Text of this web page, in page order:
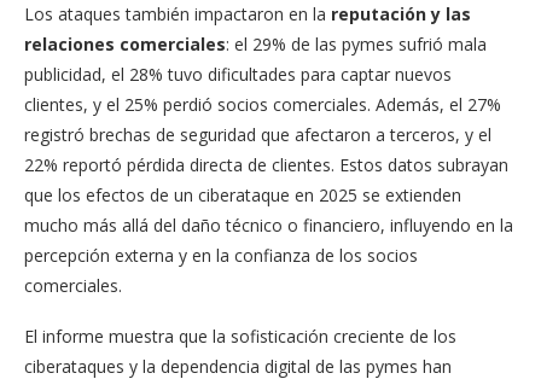
Los ataques también impactaron en la reputación y las
relaciones comerciales: el 29% de las pymes sufrió mala
publicidad, el 28% tuvo dificultades para captar nuevos
clientes, y el 25% perdió socios comerciales. Además, el 27%
registró brechas de seguridad que afectaron a terceros, y el
22% reportó pérdida directa de clientes. Estos datos subrayan
que los efectos de un ciberataque en 2025 se extienden
mucho más allá del daño técnico o financiero, influyendo en la
percepción externa y en la confianza de los socios
comerciales.
El informe muestra que la sofisticación creciente de los
ciberataques y la dependencia digital de las pymes han